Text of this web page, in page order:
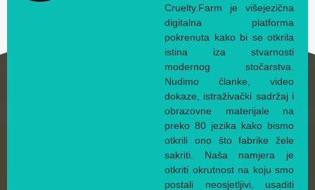
Cruelty.Farm je višejezična
digitalna platforma
pokrenuta kako bi se otkrila
istina iza stvarnosti
modernog stočarstva.
Nudimo članke, video
dokaze, istraživački sadržaj i
obrazovne materijale na
preko 80 jezika kako bismo
otkrili ono što fabrike žele
sakriti. Naša namjera je
otkriti okrutnost na koju smo
postali neosjetljivi, usaditi